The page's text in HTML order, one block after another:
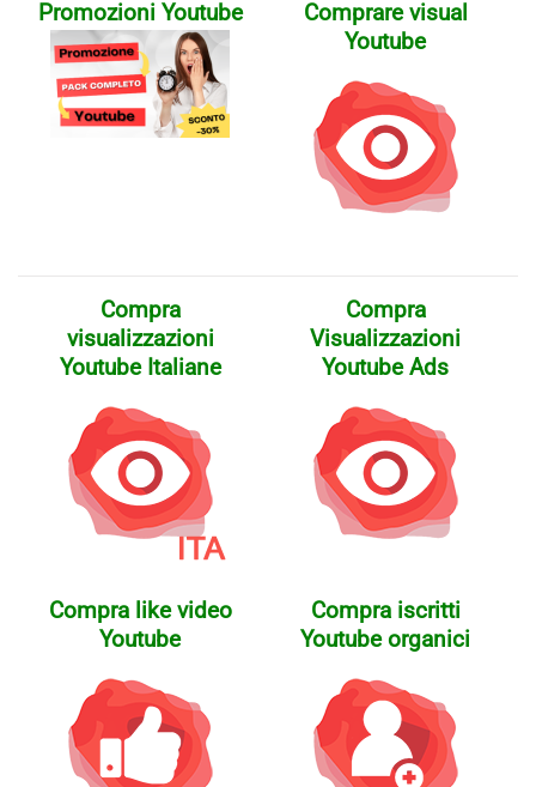
Promozioni Youtube
Comprare visual
Youtube
Compra
visualizzazioni
Youtube Italiane
Compra
Visualizzazioni
Youtube Ads
Compra like video
Youtube
Compra iscritti
Youtube organici